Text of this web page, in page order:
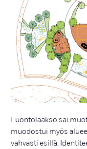
Luontolaakso sai
muodostui myös
vahvasti esillä.